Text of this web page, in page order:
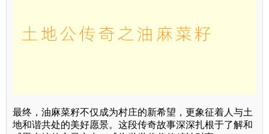
最终，油麻菜籽不仅成为村庄的新希望，更象征着人与土
地和谐共处的美好愿景。这段传奇故事深深扎根于了解和